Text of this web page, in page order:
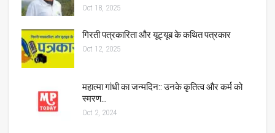
Oct 18, 2025
गिरती पत्रकारिता और यूट्यूब के कथित पत्रकार
Oct 12, 2025
महात्मा गांधी का जन्मदिन:: उनके कृतित्व और कर्म को
स्मरण…
Oct 2, 2024